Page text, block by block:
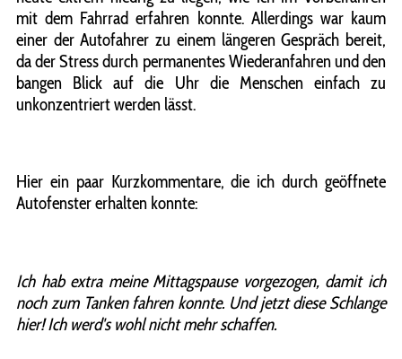
mit dem Fahrrad erfahren konnte. Allerdings war kaum
einer der Autofahrer zu einem längeren Gespräch bereit,
da der Stress durch permanentes Wiederanfahren und den
bangen Blick auf die Uhr die Menschen einfach zu
unkonzentriert werden lässt.
Hier ein paar Kurzkommentare, die ich durch geöffnete
Autofenster erhalten konnte:
Ich hab extra meine Mittagspause vorgezogen, damit ich
noch zum Tanken fahren konnte. Und jetzt diese Schlange
hier! Ich werd's wohl nicht mehr schaffen.